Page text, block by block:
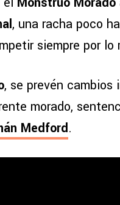
, una racha poco
siempre por lo
, se prevén cambios
morado,
Medford.